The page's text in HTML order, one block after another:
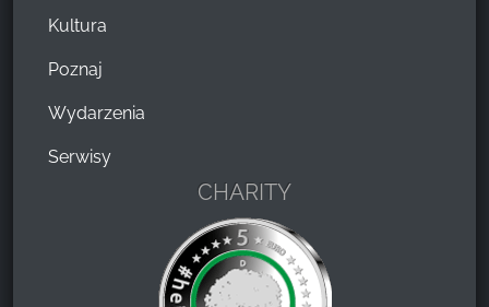
Kultura
Poznaj
Wydarzenia
Serwisy
CHARITY